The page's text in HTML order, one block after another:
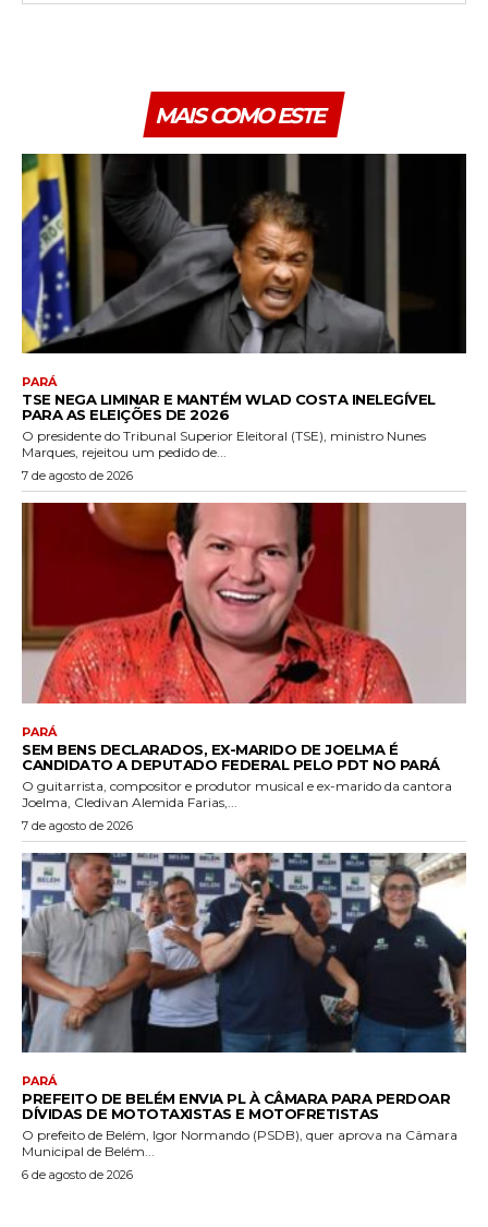
MAIS COMO ESTE
PARÁ
TSE NEGA LIMINAR E MANTÉM WLAD COSTA INELEGÍVEL
PARA AS ELEIÇÕES DE 2026
O presidente do Tribunal Superior Eleitoral (TSE), ministro Nunes
Marques, rejeitou um pedido de...
7 de agosto de 2026
PARÁ
SEM BENS DECLARADOS, EX-MARIDO DE JOELMA É
CANDIDATO A DEPUTADO FEDERAL PELO PDT NO PARÁ
O guitarrista, compositor e produtor musical e ex-marido da cantora
Joelma, Cledivan Alemida Farias,...
7 de agosto de 2026
PARÁ
PREFEITO DE BELÉM ENVIA PL À CÂMARA PARA PERDOAR
DÍVIDAS DE MOTOTAXISTAS E MOTOFRETISTAS
O prefeito de Belém, Igor Normando (PSDB), quer aprova na Câmara
Municipal de Belém...
6 de agosto de 2026